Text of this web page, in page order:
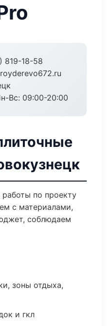
819-18-58
Вс: 09:00-20:00
по проекту
с материалами,
соблюдаем
зоны отдыха,
и гкл